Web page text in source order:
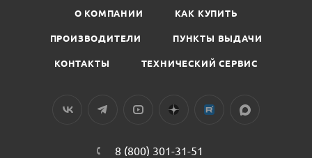
О КОМПАНИИ КАК КУПИТЬ
ПРОИЗВОДИТЕЛИ ПУНКТЫ ВЫДАЧИ
КОНТАКТЫ ТЕХНИЧЕСКИЙ СЕРВИС
8 (800) 301-31-51